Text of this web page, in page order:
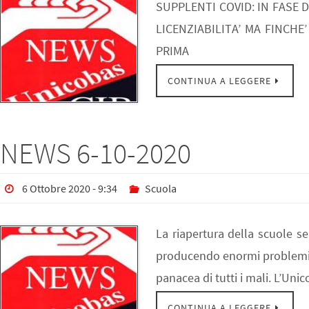
SUPPLENTI COVID: IN FASE
LICENZIABILITA’ MA
PRIMA
CONTINUA A LEGGERE
NEWS 6-10-2020
6 Ottobre 2020 - 9:34 Scuola
La riapertura della scuole
producendo enormi
panacea di tutti i mali.